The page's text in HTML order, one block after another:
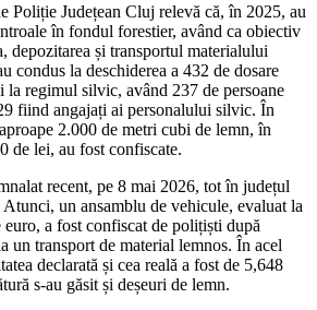
Poliție Județean Cluj relevă că, în 2025, au
în fondul forestier, având ca obiectiv
depozitarea și transportul materialului
condus la deschiderea a 432 de dosare
la regimul silvic, având 237 de persoane
fiind angajați ai personalului silvic. În
2.000 de metri cubi de lemn, în
de lei, au fost confiscate.
recent, pe 8 mai 2026, tot în județul
un ansamblu de vehicule, evaluat la
a fost confiscat de polițiști după
un transport de material lemnos. În acel
declarată și cea reală a fost de 5,648
s-au găsit și deșeuri de lemn.